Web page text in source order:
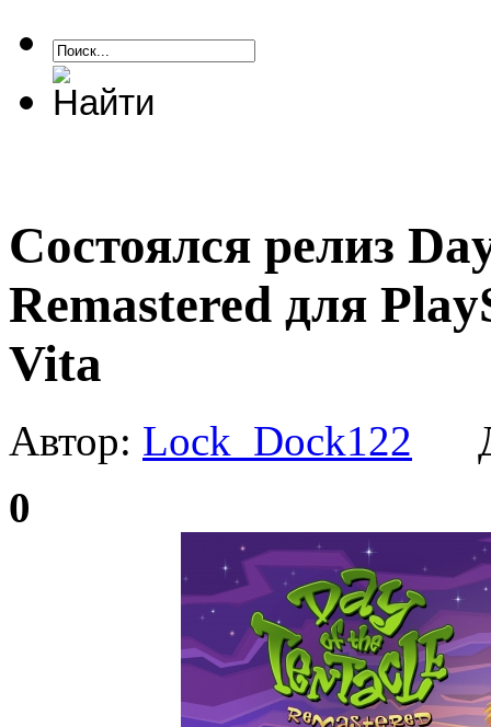
Состоялся релиз
Remastered для
Vita
Автор: Lock_Dock122
0